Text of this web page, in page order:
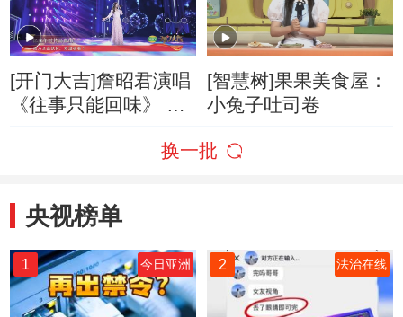
[开门大吉]詹昭君演唱
《往事只能回味》 深
[智慧树]果果美食屋：
小兔子吐司卷
换一批
央视榜单
1 今日亚洲 2 法治在线